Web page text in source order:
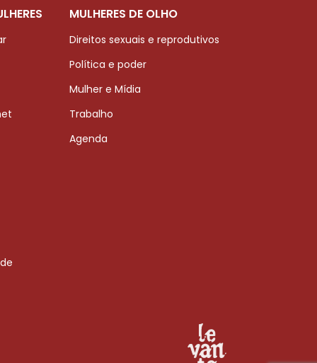
MULHERES DE OLHO
Direitos sexuais e reprodutivos
Política e poder
Mulher e Mídia
Trabalho
Agenda